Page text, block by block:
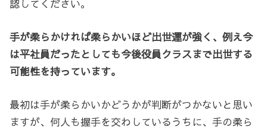
認してください。
手が柔らかければ柔らかいほど出世運が強く、例え今
は平社員だったとしても今後役員クラスまで出世する
可能性を持っています。
最初は手が柔らかいかどうかが判断がつかないと思い
ますが、何人も握手を交わしているうちに、手の柔ら